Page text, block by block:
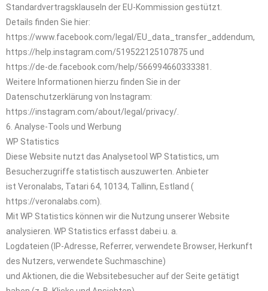
Standardvertragsklauseln der EU-Kommission gestützt.
Details finden Sie hier:
https://www.facebook.com/legal/EU_data_transfer_addendum,
https://help.instagram.com/519522125107875 und
https://de-de.facebook.com/help/566994660333381.
Weitere Informationen hierzu finden Sie in der
Datenschutzerklärung von Instagram:
https://instagram.com/about/legal/privacy/.
6. Analyse-Tools und Werbung
WP Statistics
Diese Website nutzt das Analysetool WP Statistics, um
Besucherzugriffe statistisch auszuwerten. Anbieter
ist Veronalabs, Tatari 64, 10134, Tallinn, Estland (
https://veronalabs.com).
Mit WP Statistics können wir die Nutzung unserer Website
analysieren. WP Statistics erfasst dabei u. a.
Logdateien (IP-Adresse, Referrer, verwendete Browser, Herkunft
des Nutzers, verwendete Suchmaschine)
und Aktionen, die die Websitebesucher auf der Seite getätigt